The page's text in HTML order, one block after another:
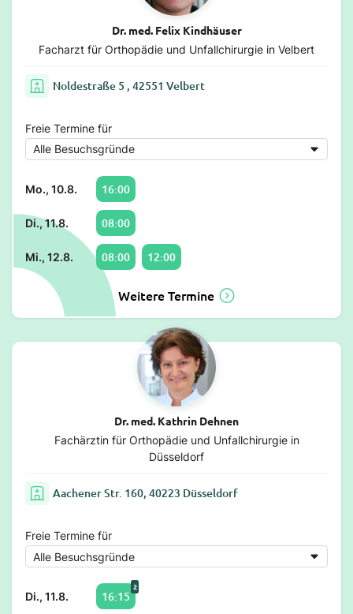
Dr. med. Felix Kindhäuser
Facharzt für Orthopädie und Unfallchirurgie in Velbert
Noldestraße 5 , 42551 Velbert
Freie Termine für
Mo., 10.8. 16:00
Di., 11.8. 08:00
Mi., 12.8. 08:00 12:00
Weitere Termine
Dr. med. Kathrin Dehnen
Fachärztin für Orthopädie und Unfallchirurgie in
Düsseldorf
Aachener Str. 160, 40223 Düsseldorf
Freie Termine für
Di., 11.8. 16:15
2